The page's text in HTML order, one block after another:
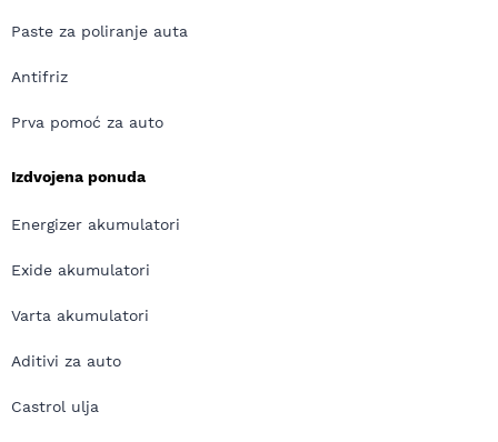
Paste za poliranje auta
Antifriz
Prva pomoć za auto
Izdvojena ponuda
Energizer akumulatori
Exide akumulatori
Varta akumulatori
Aditivi za auto
Castrol ulja